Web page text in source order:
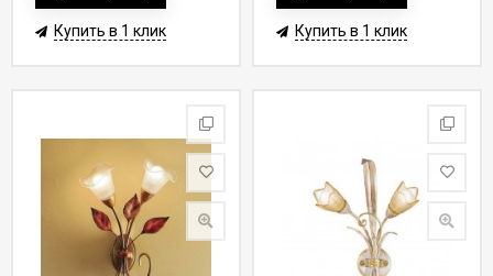
Купить в 1 клик Купить в 1 клик